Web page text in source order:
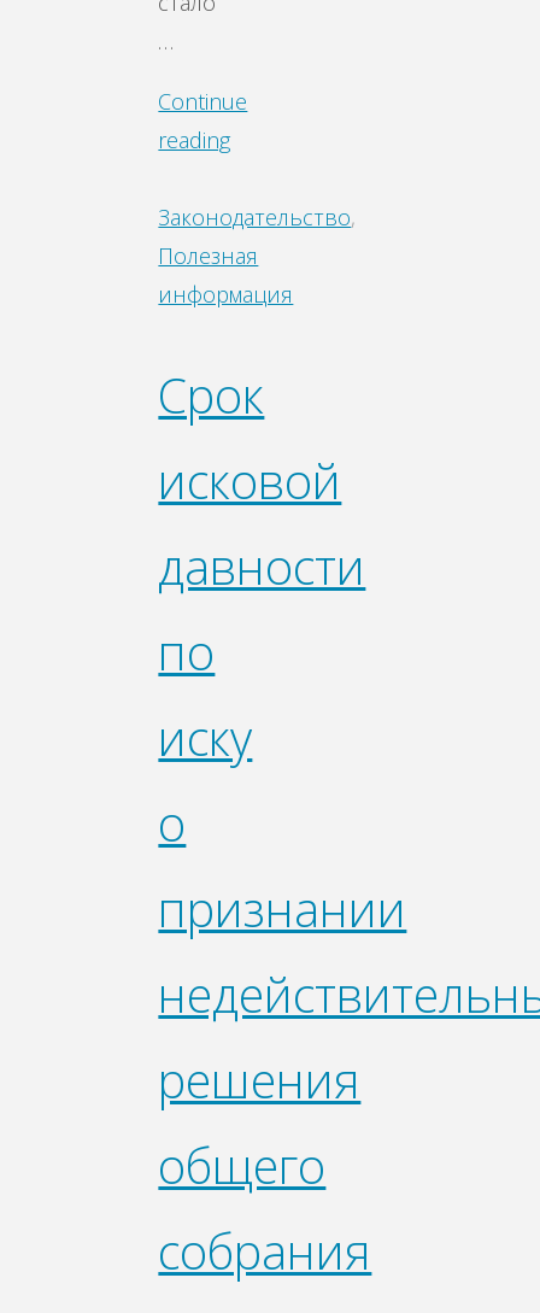
…
Continue
reading
Законодательство,
Полезная
информация
Срок
исковой
давности
по
иску
о
признании
решения
общего
собрания